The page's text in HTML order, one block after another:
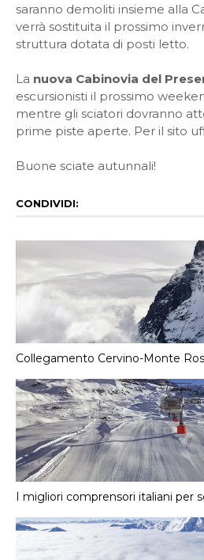
saranno demoliti insieme alla
verrà sostituita il prossimo
struttura dotata di posti letto.
La nuova Cabinovia del
escursionisti il prossimo
mentre gli sciatori dovranno
prime piste aperte. Per il sito
Buone sciate autunnali!
CONDIVIDI:
Collegamento Cervino-Monte
I migliori comprensori italiani per